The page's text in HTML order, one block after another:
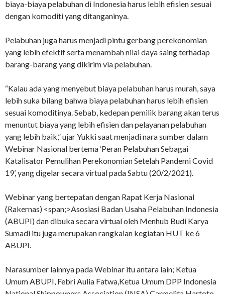
biaya-biaya pelabuhan di Indonesia harus lebih efisien sesuai
dengan komoditi yang ditanganinya.
Pelabuhan juga harus menjadi pintu gerbang perekonomian
yang lebih efektif serta menambah nilai daya saing terhadap
barang-barang yang dikirim via pelabuhan.
“Kalau ada yang menyebut biaya pelabuhan harus murah, saya
lebih suka bilang bahwa biaya pelabuhan harus lebih efisien
sesuai komoditinya. Sebab, kedepan pemilik barang akan terus
menuntut biaya yang lebih efisien dan pelayanan pelabuhan
yang lebih baik,” ujar Yukki saat menjadi nara sumber dalam
Webinar Nasional bertema ‘Peran Pelabuhan Sebagai
Katalisator Pemulihan Perekonomian Setelah Pandemi Covid
19’, yang digelar secara virtual pada Sabtu (20/2/2021).
Webinar yang bertepatan dengan Rapat Kerja Nasional
(Rakernas) <span;>Asosiasi Badan Usaha Pelabuhan Indonesia
(ABUPI) dan dibuka secara virtual oleh Menhub Budi Karya
Sumadi itu juga merupakan rangkaian kegiatan HUT ke 6
ABUPI.
Narasumber lainnya pada Webinar itu antara lain; Ketua
Umum ABUPI, Febri Aulia Fatwa,Ketua Umum DPP Indonesia